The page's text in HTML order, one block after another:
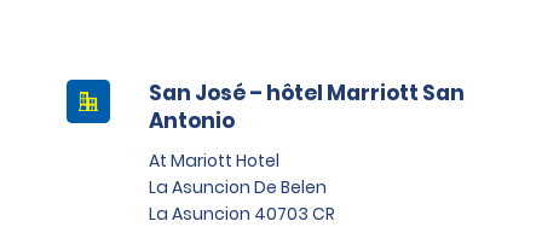
San José – hôtel Marriott San
Antonio
At Mariott Hotel
La Asuncion De Belen
La Asuncion 40703 CR